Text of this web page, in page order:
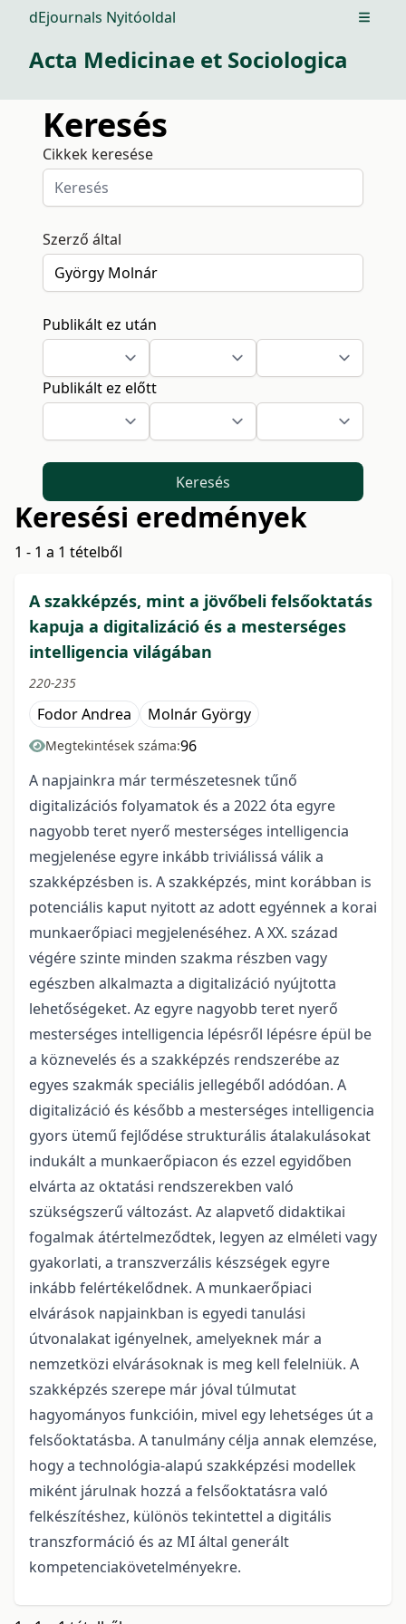
dEjournals Nyitóoldal Open
Acta Medicinae et Sociologica
Keresés
Cikkek keresése
Szerző által
Publikált ez után
Publikált ez előtt
Keresés
Keresési eredmények
1 - 1 a 1 tételből
A szakképzés, mint a jövőbeli felsőoktatás
kapuja a digitalizáció és a mesterséges
intelligencia világában
220-235
Fodor Andrea Molnár György
Megtekintések száma:96
A napjainkra már természetesnek tűnő
digitalizációs folyamatok és a 2022 óta egyre
nagyobb teret nyerő mesterséges intelligencia
megjelenése egyre inkább triviálissá válik a
szakképzésben is. A szakképzés, mint korábban is
potenciális kaput nyitott az adott egyénnek a korai
munkaerőpiaci megjelenéséhez. A XX. század
végére szinte minden szakma részben vagy
egészben alkalmazta a digitalizáció nyújtotta
lehetőségeket. Az egyre nagyobb teret nyerő
mesterséges intelligencia lépésről lépésre épül be
a köznevelés és a szakképzés rendszerébe az
egyes szakmák speciális jellegéből adódóan. A
digitalizáció és később a mesterséges intelligencia
gyors ütemű fejlődése strukturális átalakulásokat
indukált a munkaerőpiacon és ezzel egyidőben
elvárta az oktatási rendszerekben való
szükségszerű változást. Az alapvető didaktikai
fogalmak átértelmeződtek, legyen az elméleti vagy
gyakorlati, a transzverzális készségek egyre
inkább felértékelődnek. A munkaerőpiaci
elvárások napjainkban is egyedi tanulási
útvonalakat igényelnek, amelyeknek már a
nemzetközi elvárásoknak is meg kell felelniük. A
szakképzés szerepe már jóval túlmutat
hagyományos funkcióin, mivel egy lehetséges út a
felsőoktatásba. A tanulmány célja annak elemzése,
hogy a technológia-alapú szakképzési modellek
miként járulnak hozzá a felsőoktatásra való
felkészítéshez, különös tekintettel a digitális
transzformáció és az MI által generált
kompetenciakövetelményekre.